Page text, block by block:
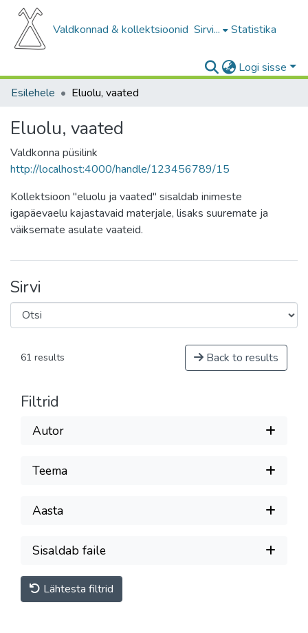
Valdkonnad & kollektsioonid Sirvi... Statistika
Logi sisse
Esilehele
Eluolu, vaated
Eluolu, vaated
Valdkonna püsilink
http://localhost:4000/handle/123456789/15
Kollektsioon "eluolu ja vaated" sisaldab inimeste
igapäevaelu kajastavaid materjale, lisaks suuremate ja
väiksemate asulate vaateid.
Sirvi
61 results Back to results
Filtrid
Autor
Teema
Aasta
Sisaldab faile
Lähtesta filtrid